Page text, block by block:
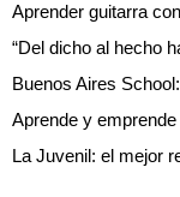
Aprender guitarra
“Del dicho al hecho
Buenos Aires
Aprende y
La Juvenil: el mejor